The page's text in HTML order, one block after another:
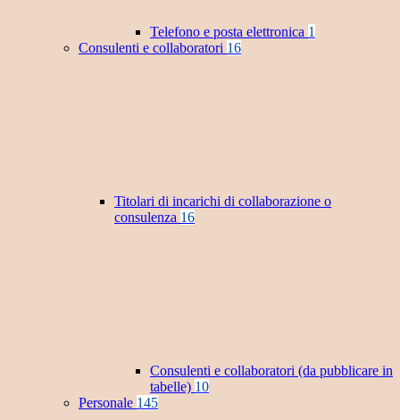
Telefono e posta elettronica 1
Consulenti e collaboratori 16
Titolari di incarichi di collaborazione o
consulenza 16
Consulenti e collaboratori (da pubblicare in
tabelle) 10
Personale 145